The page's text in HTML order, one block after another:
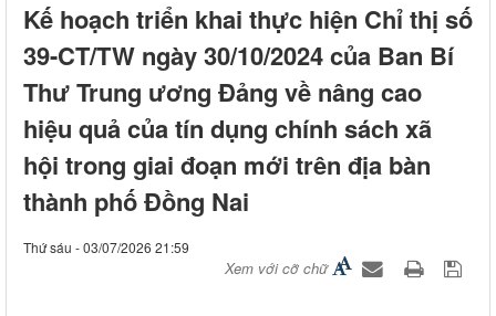
Kế hoạch triển khai thực hiện Chỉ thị số
39-CT/TW ngày 30/10/2024 của Ban Bí
Thư Trung ương Đảng về nâng cao
hiệu quả của tín dụng chính sách xã
hội trong giai đoạn mới trên địa bàn
thành phố Đồng Nai
Thứ sáu - 03/07/2026 21:59
Xem với cỡ chữ